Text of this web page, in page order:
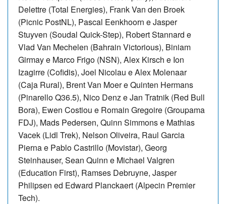
Delettre (Total Energies), Frank Van den Broek
(Picnic PostNL), Pascal Eenkhoorn e Jasper
Stuyven (Soudal Quick-Step), Robert Stannard e
Vlad Van Mechelen (Bahrain Victorious), Biniam
Girmay e Marco Frigo (NSN), Alex Kirsch e Ion
Izagirre (Cofidis), Joel Nicolau e Alex Molenaar
(Caja Rural), Brent Van Moer e Quinten Hermans
(Pinarello Q36.5), Nico Denz e Jan Tratnik (Red Bull
Bora), Ewen Costiou e Romain Gregoire (Groupama
FDJ), Mads Pedersen, Quinn Simmons e Mathias
Vacek (Lidl Trek), Nelson Oliveira, Raul Garcia
Pierna e Pablo Castrillo (Movistar), Georg
Steinhauser, Sean Quinn e Michael Valgren
(Education First), Ramses Debruyne, Jasper
Philipsen ed Edward Planckaert (Alpecin Premier
Tech).